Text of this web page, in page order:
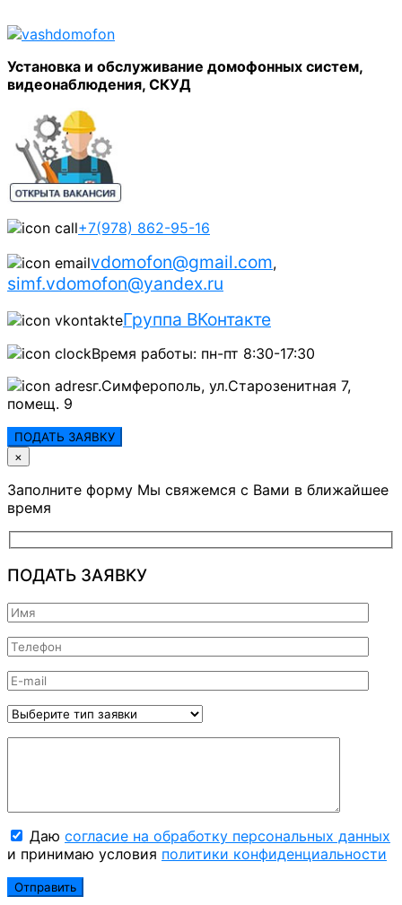
Установка и обслуживание домофонных систем,
видеонаблюдения, СКУД
+7(978) 862-95-16
vdomofon@gmail.com,
simf.vdomofon@yandex.ru
Группа ВКонтакте
Время работы: пн-пт 8:30-17:30
г.Симферополь, ул.Старозенитная 7,
помещ. 9
ПОДАТЬ ЗАЯВКУ
×
Заполните форму Мы свяжемся с Вами в ближайшее
время
ПОДАТЬ ЗАЯВКУ
Даю согласие на обработку персональных данных
и принимаю условия политики конфиденциальности